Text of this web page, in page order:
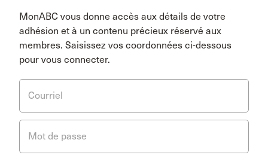
MonABC vous donne accès aux détails de votre
adhésion et à un contenu précieux réservé aux
membres. Saisissez vos coordonnées ci-dessous
pour vous connecter.
Courriel
Mot de passe